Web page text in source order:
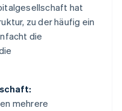
hat
zu der häufig ein
die
mehrere